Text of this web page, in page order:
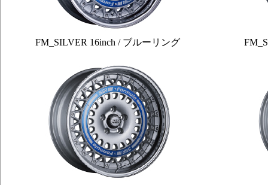
FM_SILVER 16inch / ブルーリング